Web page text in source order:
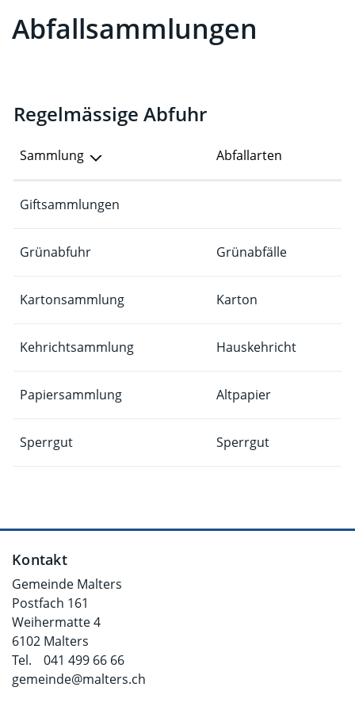
Abfallsammlungen
Regelmässige Abfuhr
Sammlung Abfallarten
Giftsammlungen
Grünabfuhr Grünabfälle
Kartonsammlung Karton
Kehrichtsammlung Hauskehricht
Papiersammlung Altpapier
Sperrgut Sperrgut
Fusszeile
Kontakt
Gemeinde Malters
Postfach 161
Weihermatte 4
6102 Malters
Tel.
041 499 66 66
gemeinde@malters.ch